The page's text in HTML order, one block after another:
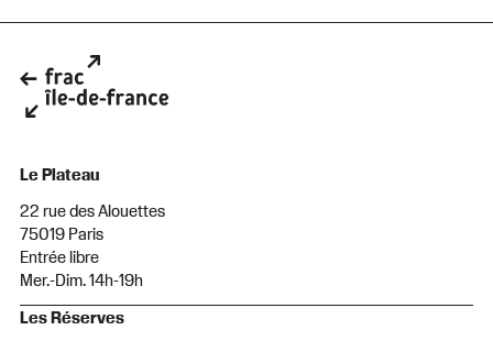
Le Plateau
22 rue des Alouettes
75019 Paris
Entrée libre
Mer.-Dim. 14h-19h
Les Réserves